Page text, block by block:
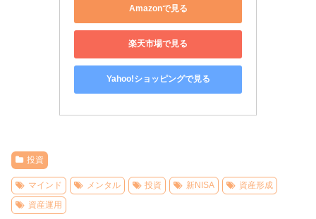
Amazonで見る
楽天市場で見る
Yahoo!ショッピングで見る
投資
マインド メンタル 投資 新NISA
資産形成
資産運用